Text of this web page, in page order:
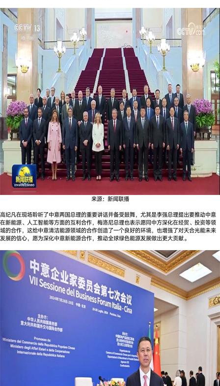
来源：新闻联播
高纪凡在现场聆听了中意两国总理的重要讲话并备受鼓舞，尤其是李强总理提出要推动中意
在新能源、人工智能等方面的互利合作，梅洛尼总理也表示愿同中方深化在经贸、投资等领
域的合作，这给中意清洁能源领域的合作创造了一个良好的环境，也增强了对天合光能未来
发展的信心，愿为深化中意新能源合作，推动全球绿色能源发展做出更大贡献。